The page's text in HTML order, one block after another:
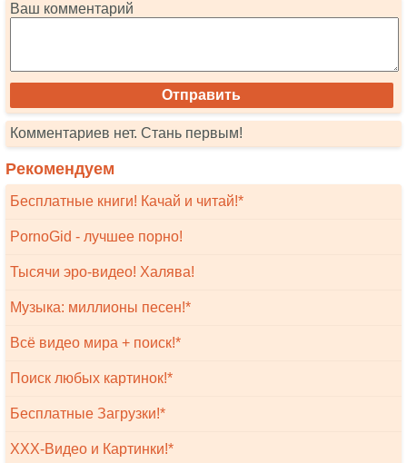
Ваш комментарий
Комментариев нет. Стань первым!
Рекомендуем
Бесплатные книги! Качай и читай!*
PornoGid - лучшее порно!
Тысячи эро-видео! Халява!
Музыка: миллионы песен!*
Всё видео мира + поиск!*
Поиск любых картинок!*
Бесплатные Загрузки!*
XXX-Видео и Картинки!*